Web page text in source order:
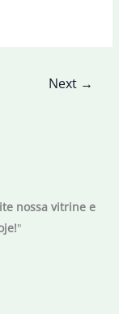
Next →
nossa vitrine e
"